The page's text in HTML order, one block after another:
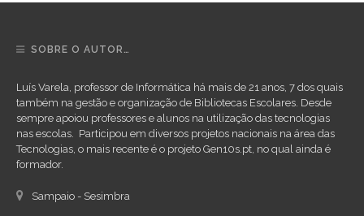
SOBRE O AUTOR…
Luís Varela, professor de Informática há mais de 21 anos, 7 dos quais
também na gestão e organização de Bibliotecas Escolares. Desde
sempre apoiou professores e alunos na utilização das tecnologias
nas escolas. Participou em diversos projetos nacionais na área das
Tecnologias, o mais recente é o projeto Gen10s.pt, no qual ainda é
formador.
Sampaio - Sesimbra